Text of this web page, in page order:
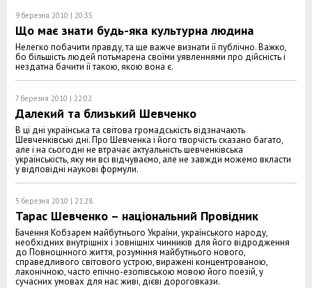
9 березня 2010 | 20:35
Що має знати будь-яка культурна людина
Нелегко побачити правду, та ще важче визнати її публічно. Важко,
бо більшість людей потьмарена своїми уявленнями про дійсність і
нездатна бачити її такою, якою вона є.
7 березня 2010 | 22:02
Далекий та близький Шевченко
В ці дні українська та світова громадськість відзначають
Шевченківські дні. Про Шевченка і його творчість сказано багато,
але і на сьогодні не втрачає актуальність шевченківська
українськість, яку ми всі відчуваємо, але не завжди можемо вкласти
у відповідні наукові формули.
5 березня 2010 | 21:28
Тарас Шевченко – національний Провідник
Бачення Кобзарем майбутнього України, українського народу,
необхідних внутрішніх і зовнішніх чинників для його відродження
до Повноцінного життя, розуміння майбутнього нового,
справедливого світового устрою, виражені концентрованою,
лаконічною, часто епічно-езопівською мовою його поезій, у
сучасних умовах для нас живі, дієві дороговкази.